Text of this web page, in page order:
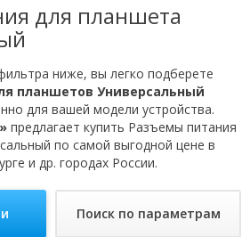
для планшета
ниже, вы легко подберете
планшетов Универсальный
для вашей модели устройства.
предлагает купить Разъемы питания
по самой выгодной цене в
и др. городах России.
Поиск по параметрам